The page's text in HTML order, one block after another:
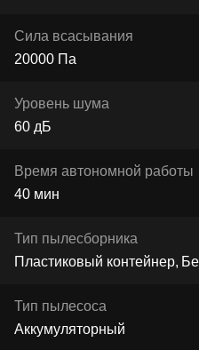
Сила всасывания
20000 Па
Уровень шума
60 дБ
Время автономной работы
40 мин
Тип пылесборника
Пластиковый контейнер
Тип пылесоса
Аккумуляторный